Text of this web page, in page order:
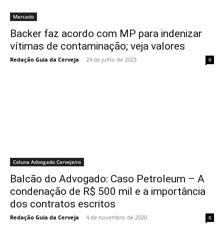
Mercado
Backer faz acordo com MP para indenizar
vítimas de contaminação; veja valores
Redação Guia da Cerveja - 24 de julho de 2023 0
Coluna Advogado Cervejeiro
Balcão do Advogado: Caso Petroleum – A
condenação de R$ 500 mil e a importância
dos contratos escritos
Redação Guia da Cerveja - 4 de novembro de 2020 0